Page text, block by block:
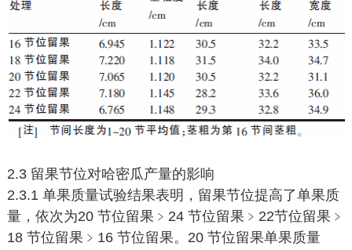
2.3 留果节位对哈密瓜产量的影响
2.3.1 单果质量试验结果表明，留果节位提高了单果质
量，依次为20 节位留果﹥24 节位留果﹥22节位留果﹥
18 节位留果﹥16 节位留果。20 节位留果单果质量